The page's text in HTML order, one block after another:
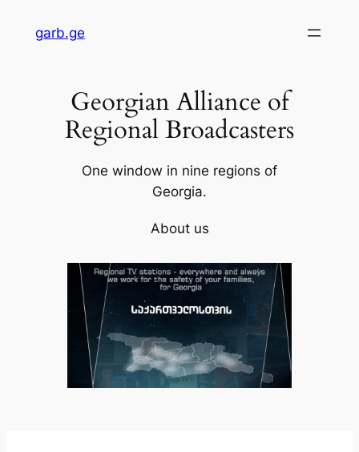
garb.ge
Georgian Alliance of
Regional Broadcasters
One window in nine regions of
Georgia.
About us